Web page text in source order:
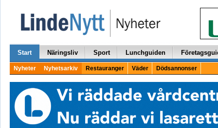
Start Näringsliv Sport Lunchguiden
Nyheter Nyhetsarkiv Restauranger Väder Dödsannonser